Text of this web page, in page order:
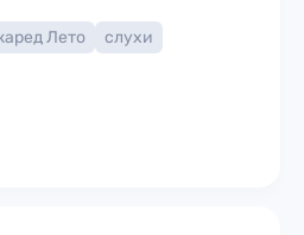
Лето
слухи